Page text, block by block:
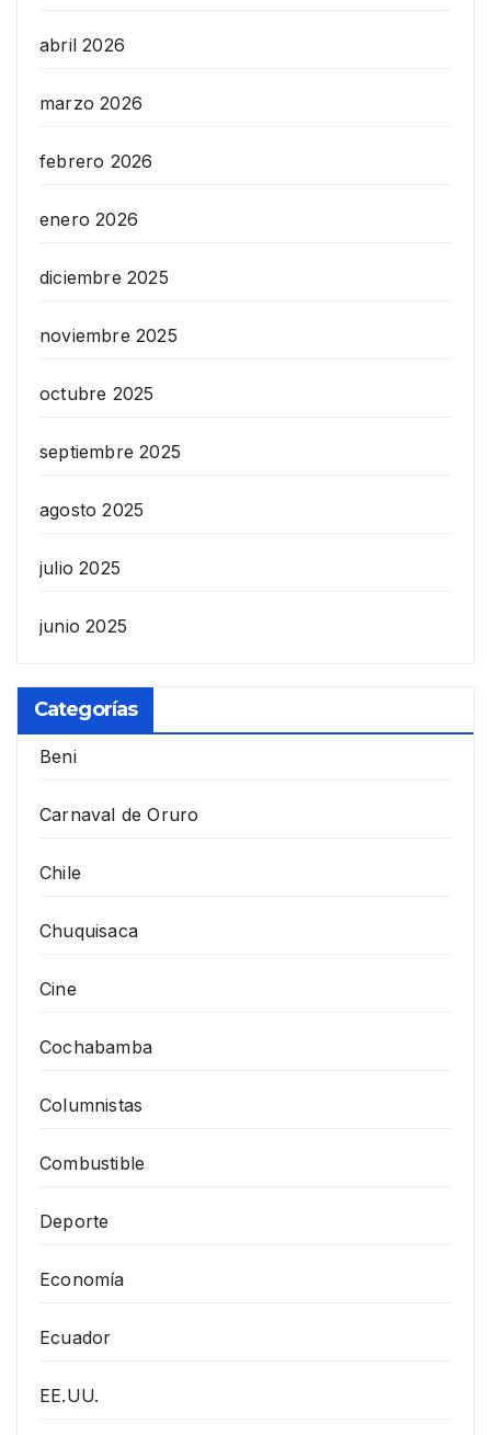
abril 2026
marzo 2026
febrero 2026
enero 2026
diciembre 2025
noviembre 2025
octubre 2025
septiembre 2025
agosto 2025
julio 2025
junio 2025
Categorías
Beni
Carnaval de Oruro
Chile
Chuquisaca
Cine
Cochabamba
Columnistas
Combustible
Deporte
Economía
Ecuador
EE.UU.